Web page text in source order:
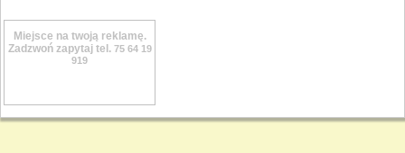
Miejsce na twoją reklamę.
Zadzwoń zapytaj tel. 75 64 19
919